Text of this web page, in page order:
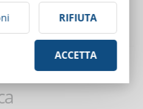
mitigare quelli negativi
sul posto di lavoro.
come
RIFIUTA
ACCETTA